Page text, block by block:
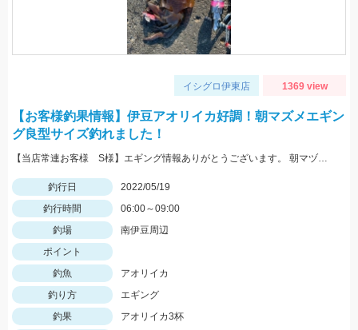
イシグロ伊東店 1369 view
【お客様釣果情報】伊豆アオリイカ好調！朝マズメエギン
グ良型サイズ釣れました！
【当店常連お客様 S様】エギング情報ありがとうございます。 朝マヅメの時間帯３杯立て続けに、1.8㌔・800ｇ・900ｇが釣れました！ 1.8㌔のヒットエギは【エギ王Ｋ3.5号 黒潮ＳＰ マッスルファイト】
釣行日
2022/05/19
釣行時間
06:00～09:00
釣場
南伊豆周辺
ポイント
釣魚
アオリイカ
釣り方
エギング
釣果
アオリイカ3杯